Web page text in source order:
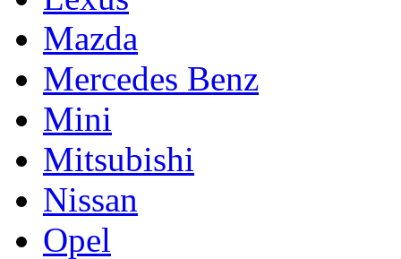
Mazda
Mercedes Benz
Mini
Mitsubishi
Nissan
Opel